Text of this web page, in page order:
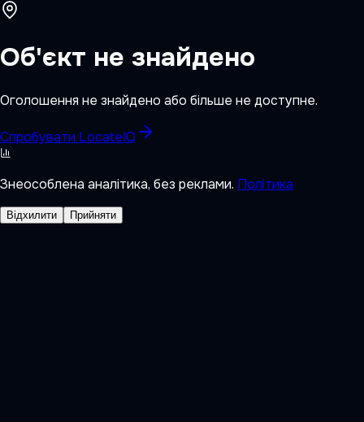
Об'єкт не знайдено
Оголошення не знайдено або більше не доступне.
Спробувати LocateIQ
Знеособлена аналітика, без реклами. Політика
Відхилити Прийняти